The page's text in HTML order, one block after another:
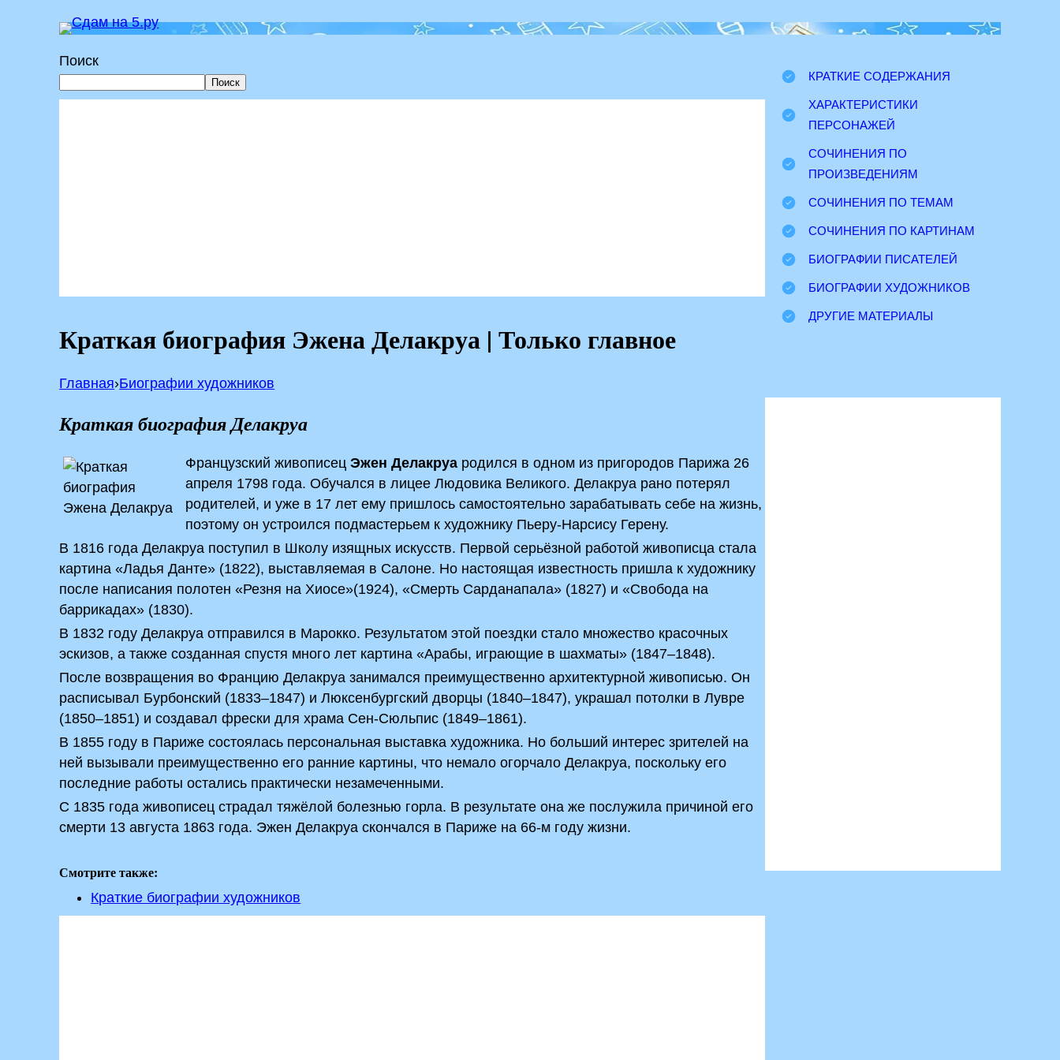
Перейти
к
содержимому
Поиск
Поиск
Краткая биография Эжена Делакруа | Только главное
Главная›Биографии художников
Краткая биография Делакруа
Французский живописецЭжен Делакруа родился в одном из пригородов Парижа 26
апреля 1798 года. Обучался в лицее Людовика Великого. Делакруа рано потерял
родителей, и уже в 17 лет ему пришлось самостоятельно зарабатывать себе на жизнь,
поэтому он устроился подмастерьем к художнику Пьеру-Нарсису Герену.
В 1816 года Делакруа поступил в Школу изящных искусств. Первой серьёзной работой живописца стала
картина «Ладья Данте» (1822), выставляемая в Салоне. Но настоящая известность пришла к художнику
после написания полотен «Резня на Хиосе»(1924), «Смерть Сарданапала» (1827) и «Свобода на
баррикадах» (1830).
В 1832 году Делакруа отправился в Марокко. Результатом этой поездки стало множество красочных
эскизов, а также созданная спустя много лет картина «Арабы, играющие в шахматы» (1847–1848).
После возвращения во Францию Делакруа занимался преимущественно архитектурной живописью. Он
расписывал Бурбонский (1833–1847) и Люксенбургский дворцы (1840–1847), украшал потолки в Лувре
(1850–1851) и создавал фрески для храма Сен-Сюльпис (1849–1861).
В 1855 году в Париже состоялась персональная выставка художника. Но больший интерес зрителей на
ней вызывали преимущественно его ранние картины, что немало огорчало Делакруа, поскольку его
последние работы остались практически незамеченными.
С 1835 года живописец страдал тяжёлой болезнью горла. В результате она же послужила причиной его
смерти 13 августа 1863 года. Эжен Делакруа скончался в Париже на 66-м году жизни.
Смотрите также:
Краткие биографии художников
КРАТКИЕ СОДЕРЖАНИЯ
ХАРАКТЕРИСТИКИ
ПЕРСОНАЖЕЙ
СОЧИНЕНИЯ ПО
ПРОИЗВЕДЕНИЯМ
СОЧИНЕНИЯ ПО ТЕМАМ
СОЧИНЕНИЯ ПО КАРТИНАМ
БИОГРАФИИ ПИСАТЕЛЕЙ
БИОГРАФИИ ХУДОЖНИКОВ
ДРУГИЕ МАТЕРИАЛЫ